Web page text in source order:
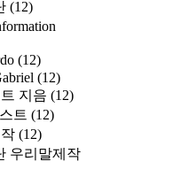
(12)
(12)
(12)
지음 (12)
트 (12)
(12)
우리말제작